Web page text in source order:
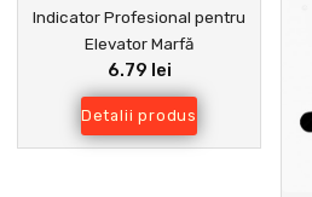
Indicator Profesional pentru
Elevator Marfă
6.79 lei
Detalii produs